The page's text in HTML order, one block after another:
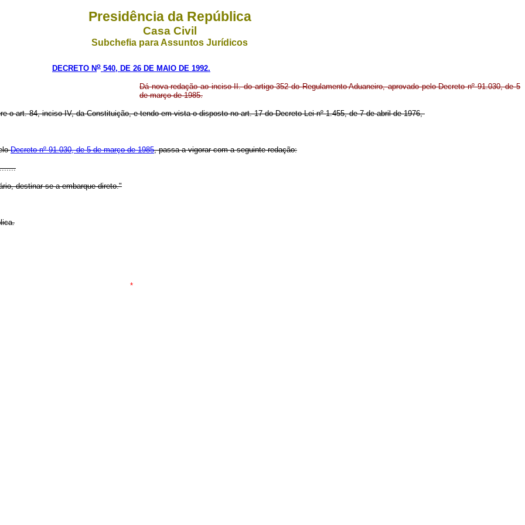
Presidência da República
Casa Civil
Subchefia para Assuntos Jurídicos
DECRETO No 540, DE 26 DE MAIO DE 1992.
Dá nova redação ao inciso II. do artigo 352 do Regulamento Aduaneiro, aprovado pelo Decreto nº 91.030, de 5
de março de 1985.
o art. 84, inciso IV, da Constituição, e tendo em vista o disposto no art. 17 do Decreto-Lei nº 1.455, de 7 de abril de 1976,
Decreto nº 91.030, de 5 de março de 1985, passa a vigorar com a seguinte redação:
destinar-se a embarque direto."
*